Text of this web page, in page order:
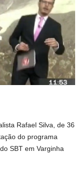
Rafael Silva, de 36
do programa
SBT em Varginha